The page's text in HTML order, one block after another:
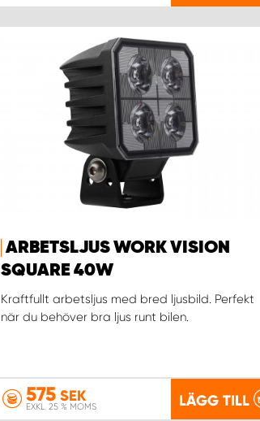
ARBETSLJUS WORK VISION
SQUARE 40W
Kraftfullt arbetsljus med bred ljusbild. Perfekt
när du behöver bra ljus runt bilen.
575SEK
EXKL. 25 % MOMS LÄGG TILL